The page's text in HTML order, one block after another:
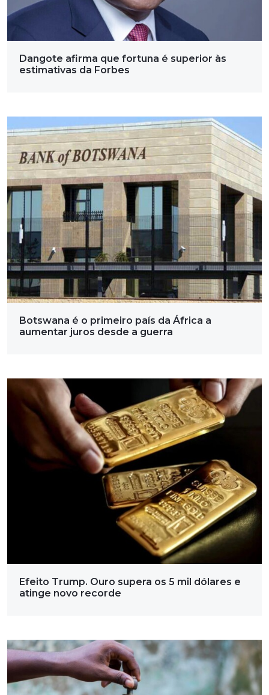
Dangote afirma que fortuna é superior às
estimativas da Forbes
Botswana é o primeiro país da África a
aumentar juros desde a guerra
Efeito Trump. Ouro supera os 5 mil dólares e
atinge novo recorde